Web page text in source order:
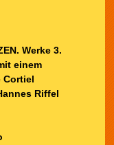
Werke 3.
einem
Cortiel
Riffel